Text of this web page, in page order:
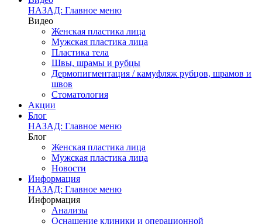
НАЗАД: Главное меню
Видео
Женская пластика лица
Мужская пластика лица
Пластика тела
Швы, шрамы и рубцы
Дермопигментация / камуфляж рубцов, шрамов и
швов
Стоматология
Акции
Блог
НАЗАД: Главное меню
Блог
Женская пластика лица
Мужская пластика лица
Новости
Информация
НАЗАД: Главное меню
Информация
Анализы
Оснащение клиники и операционной